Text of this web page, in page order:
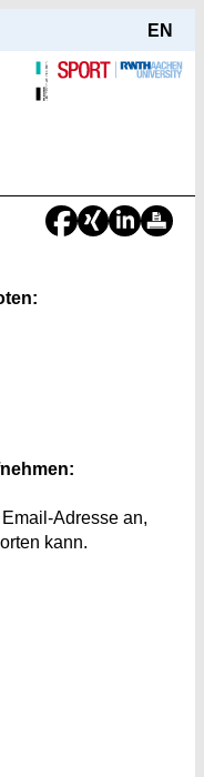
EN
Adresse an,
kann.